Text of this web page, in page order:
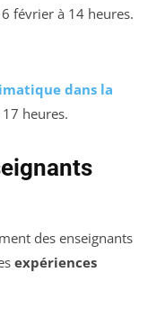
février à 14 heures.
dans la
heures.
des enseignants
expériences